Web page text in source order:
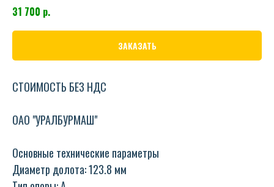
31 700 р.
ЗАКАЗАТЬ
СТОИМОСТЬ БЕЗ НДС
ОАО "УРАЛБУРМАШ"
Основные технические параметры
Диаметр долота: 123.8 мм